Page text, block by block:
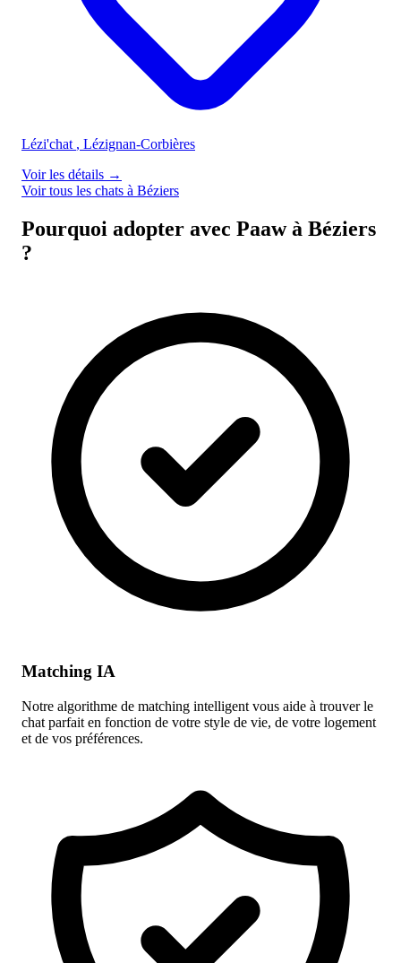
Lézi'chat , Lézignan-Corbières
Voir les détails →
Voir tous les chats à Béziers
Pourquoi adopter avec Paaw à Béziers
?
Matching IA
Notre algorithme de matching intelligent vous aide à trouver le
chat parfait en fonction de votre style de vie, de votre logement
et de vos préférences.